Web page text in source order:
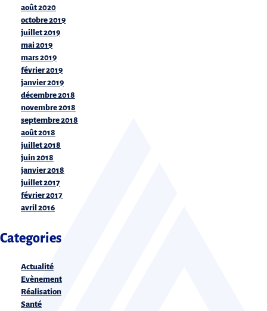
août 2020
octobre 2019
juillet 2019
mai 2019
mars 2019
février 2019
janvier 2019
décembre 2018
novembre 2018
septembre 2018
août 2018
juillet 2018
juin 2018
janvier 2018
juillet 2017
février 2017
avril 2016
Categories
Actualité
Evènement
Réalisation
Santé